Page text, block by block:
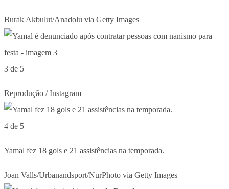
Burak Akbulut/Anadolu via Getty Images
3 de 5
Reprodução / Instagram
4 de 5
Yamal fez 18 gols e 21 assistências na temporada.
Joan Valls/Urbanandsport/NurPhoto via Getty Images